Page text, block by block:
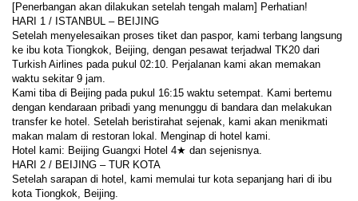
[Penerbangan akan dilakukan setelah tengah malam] Perhatian!
HARI 1 / ISTANBUL – BEIJING
Setelah menyelesaikan proses tiket dan paspor, kami terbang langsung
ke ibu kota Tiongkok, Beijing, dengan pesawat terjadwal TK20 dari
Turkish Airlines pada pukul 02:10. Perjalanan kami akan memakan
waktu sekitar 9 jam.
Kami tiba di Beijing pada pukul 16:15 waktu setempat. Kami bertemu
dengan kendaraan pribadi yang menunggu di bandara dan melakukan
transfer ke hotel. Setelah beristirahat sejenak, kami akan menikmati
makan malam di restoran lokal. Menginap di hotel kami.
Hotel kami: Beijing Guangxi Hotel 4★ dan sejenisnya.
HARI 2 / BEIJING – TUR KOTA
Setelah sarapan di hotel, kami memulai tur kota sepanjang hari di ibu
kota Tiongkok, Beijing.